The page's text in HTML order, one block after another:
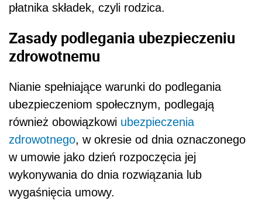
płatnika składek, czyli rodzica.
Zasady podlegania ubezpieczeniu
zdrowotnemu
Nianie spełniające warunki do podlegania
ubezpieczeniom społecznym, podlegają
również obowiązkowi ubezpieczenia
zdrowotnego, w okresie od dnia oznaczonego
w umowie jako dzień rozpoczęcia jej
wykonywania do dnia rozwiązania lub
wygaśnięcia umowy.